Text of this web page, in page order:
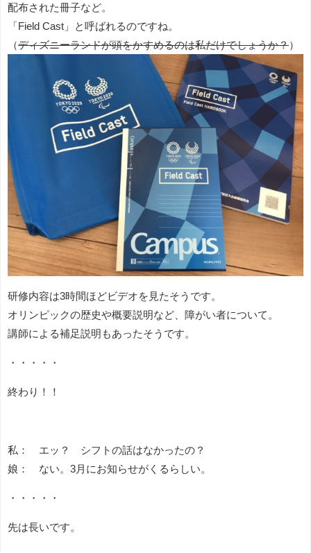
配布された冊子など。
「Field Cast」と呼ばれるのですね。
（ディズニーランドが頭をかすめるのは私だけでしょうか？）
研修内容は3時間ほどビデオを見たそうです。
オリンピックの歴史や概要説明など、障がい者について。
講師による補足説明もあったそうです。
・・・・・
終わり！！
私： エッ？ シフトの話はなかったの？
娘： ない。3月にお知らせがくるらしい。
・・・・・
先は長いです。